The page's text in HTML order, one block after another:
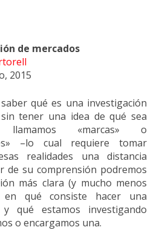
de mercados
2015
qué es una investigación
tener una idea de qué sea
«marcas» o
–lo cual requiere tomar
realidades una distancia
de su comprensión podremos
más clara (y mucho menos
en qué consiste hacer una
y qué estamos investigando
o encargamos una.